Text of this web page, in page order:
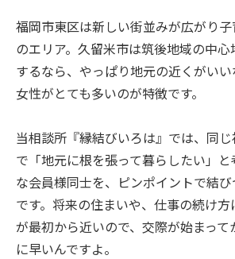
福岡市東区は新しい街並みが広がり
のエリア。久留米市は筑後地域の中
するなら、やっぱり地元の近くがい
女性がとても多いのが特徴です。
当相談所『縁結びいろは』では、同
で「地元に根を張って暮らしたい」
な会員様同士を、ピンポイントで結
です。将来の住まいや、仕事の続け
が最初から近いので、交際が始まって
に早いんですよ。